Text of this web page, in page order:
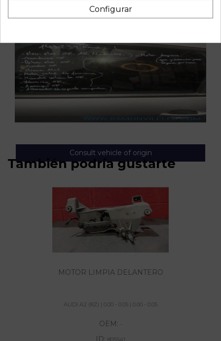
Consult vehicle of origin
También podría gustarte
MOTOR LIMPIA DELANTERO
AUDI A2 (8Z) | 0.00 - 0.05 | 0.00 - 0.05
OEM: -
ID: 805541
Configurar